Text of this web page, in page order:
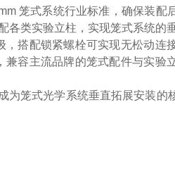
笼式系统行业标准，确保装配
类实验立柱，实现笼式系统的
搭配锁紧螺栓可实现无松动连
容主流品牌的笼式配件与实验
笼式光学系统垂直拓展安装的